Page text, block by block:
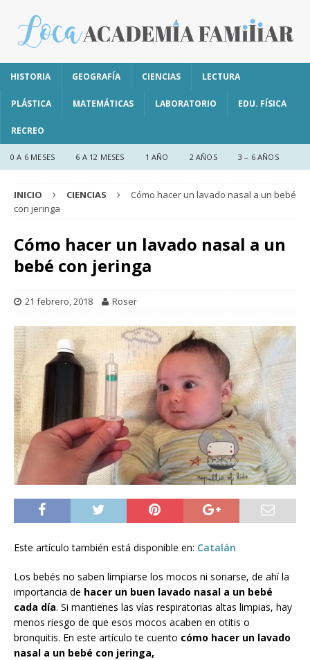
HISTORIA GEOGRAFÍA CIENCIAS LECTURA
PLÁSTICA MATEMÁTICAS LABORATORIO EDU. FÍSICA
RECREO
0 A 6 MESES 6 A 12 MESES 1 AÑO 2 AÑOS 3 – 6 AÑOS
INICIO CIENCIAS
Cómo hacer un lavado nasal a un bebé
con jeringa
Cómo hacer un lavado nasal a un
bebé con jeringa
21 febrero, 2018 Roser
Este artículo también está disponible en: Catalán
Los bebés no saben limpiarse los mocos ni sonarse, de ahí la
importancia de hacer un buen lavado nasal a un bebé
cada día. Si mantienes las vías respiratorias altas limpias, hay
menos riesgo de que esos mocos acaben en otitis o
bronquitis. En este artículo te cuento cómo hacer un lavado
nasal a un bebé con jeringa,